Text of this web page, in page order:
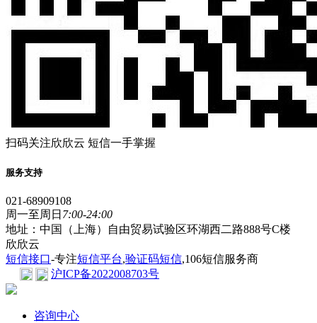
扫码关注欣欣云 短信一手掌握
服务支持
021-68909108
周一至周日 7:00-24:00
地址：中国（上海）自由贸易试验区环湖西二路888号C楼
欣欣云
短信接口-专注短信平台,验证码短信,106短信服务商
沪ICP备2022008703号
咨询中心